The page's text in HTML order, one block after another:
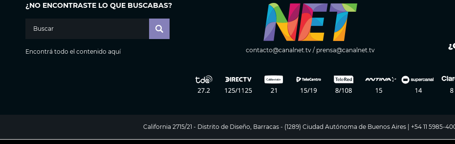
¿NO ENCONTRASTE LO QUE BUSCABAS?
Encontrá todo el contenido aquí contacto@canalnet.tv/ prensa@canalnet.tv
California 2715/21 - Distrito de Diseño, Barracas - (1289) Ciudad Autónoma de Buenos Aires | +54 11 5985-